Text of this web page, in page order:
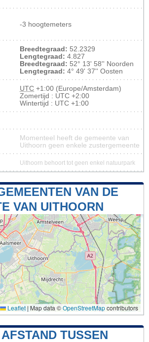
-3 hoogtemeters
Breedtegraad: 52.2329
Lengtegraad: 4.827
Breedtegraad: 52° 13' 58'' Noorden
Lengtegraad: 4° 49' 37'' Oosten
UTC +1:00 (Europe/Amsterdam)
Zomertijd : UTC +2:00
Wintertijd : UTC +1:00
Momenteel heeft de gemeente van
Uithoorn geen enkele zustergemeente
Uithoorn behoort tot geen enkel natuurpark
VAN DE
VAN UITHOORN
Leaflet | Map data ©OpenStreetMapcontributors
TUSSEN